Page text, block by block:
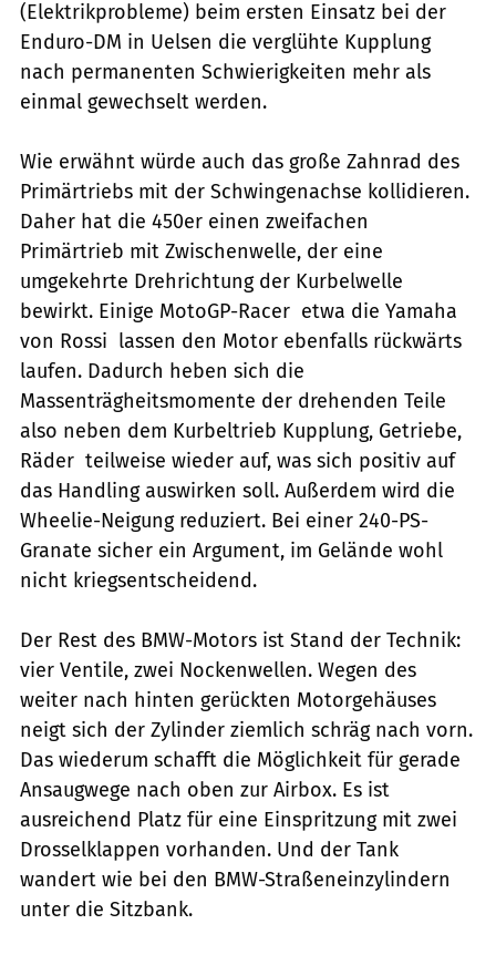
(Elektrikprobleme) beim ersten Einsatz bei der
Enduro-DM in Uelsen die verglühte Kupplung
nach permanenten Schwierigkeiten mehr als
einmal gewechselt werden.
Wie erwähnt würde auch das große Zahnrad des
Primärtriebs mit der Schwingenachse kollidieren.
Daher hat die 450er einen zweifachen
Primärtrieb mit Zwischenwelle, der eine
umgekehrte Drehrichtung der Kurbelwelle
bewirkt. Einige MotoGP-Racer  etwa die Yamaha
von Rossi  lassen den Motor ebenfalls rückwärts
laufen. Dadurch heben sich die
Massenträgheitsmomente der drehenden Teile 
also neben dem Kurbeltrieb Kupplung, Getriebe,
Räder  teilweise wieder auf, was sich positiv auf
das Handling auswirken soll. Außerdem wird die
Wheelie-Neigung reduziert. Bei einer 240-PS-
Granate sicher ein Argument, im Gelände wohl
nicht kriegsentscheidend.
Der Rest des BMW-Motors ist Stand der Technik:
vier Ventile, zwei Nockenwellen. Wegen des
weiter nach hinten gerückten Motorgehäuses
neigt sich der Zylinder ziemlich schräg nach vorn.
Das wiederum schafft die Möglichkeit für gerade
Ansaugwege nach oben zur Airbox. Es ist
ausreichend Platz für eine Einspritzung mit zwei
Drosselklappen vorhanden. Und der Tank
wandert wie bei den BMW-Straßeneinzylindern
unter die Sitzbank.